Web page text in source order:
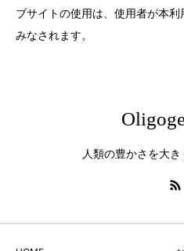
ブサイトの使用は、使用者が本
みなされます。
人類の豊かさを大